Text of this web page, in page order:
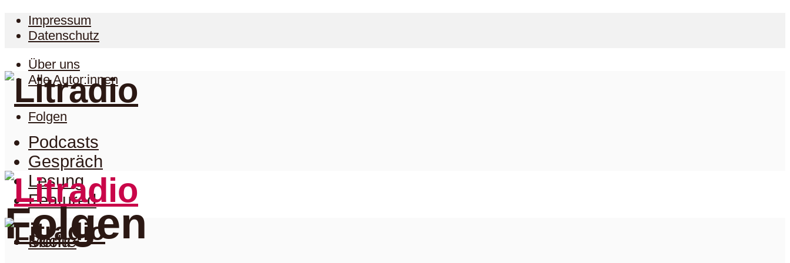
Impressum
Datenschutz
Über uns
Alle Autor:innen
Folgen
Folgen
Podcasts
Gespräch
Lesung
Featured
Menu
Suche